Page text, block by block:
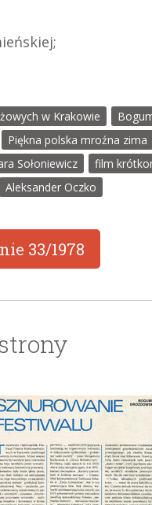
w Krakowie
Piękna polska mroźna zima
Sołoniewicz
film
Aleksander Oczko
33/1978